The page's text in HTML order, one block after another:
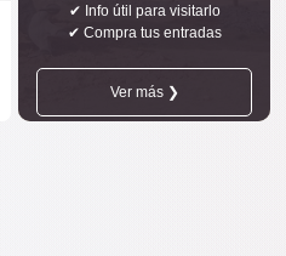
✔ Info útil para visitarlo
✔ Compra tus entradas
Ver más ❯